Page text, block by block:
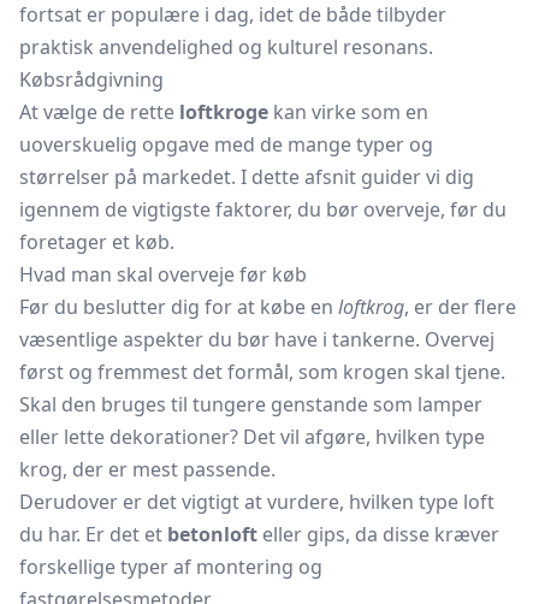
fortsat er populære i dag, idet de både tilbyder
praktisk anvendelighed og kulturel resonans.
Købsrådgivning
At vælge de rette loftkroge kan virke som en
uoverskuelig opgave med de mange typer og
størrelser på markedet. I dette afsnit guider vi dig
igennem de vigtigste faktorer, du bør overveje, før du
foretager et køb.
Hvad man skal overveje før køb
Før du beslutter dig for at købe en loftkrog, er der flere
væsentlige aspekter du bør have i tankerne. Overvej
først og fremmest det formål, som krogen skal tjene.
Skal den bruges til tungere genstande som lamper
eller lette dekorationer? Det vil afgøre, hvilken type
krog, der er mest passende.
Derudover er det vigtigt at vurdere, hvilken type loft
du har. Er det et betonloft eller gips, da disse kræver
forskellige typer af montering og